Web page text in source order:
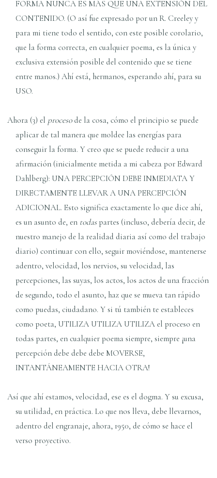
FORMA NUNCA ES MÁS QUE UNA EXTENSIÓN DEL
CONTENIDO. (O así fue expresado por un R. Creeley y
para mi tiene todo el sentido, con este posible corolario,
que la forma correcta, en cualquier poema, es la única y
exclusiva extensión posible del contenido que se tiene
entre manos.) Ahí está, hermanos, esperando ahí, para su
USO.
Ahora (3) el procesode la cosa, cómo el principio se puede
aplicar de tal manera que moldee las energías para
conseguir la forma. Y creo que se puede reducir a una
afirmación (inicialmente metida a mi cabeza por Edward
Dahlberg): UNA PERCEPCIÓN DEBE INMEDIATA Y
DIRECTAMENTE LLEVAR A UNA PERCEPCIÓN
ADICIONAL. Esto significa exactamente lo que dice ahí,
es un asunto de, en todaspartes (incluso, debería decir, de
nuestro manejo de la realidad diaria así como del trabajo
diario) continuar con ello, seguir moviéndose, mantenerse
adentro, velocidad, los nervios, su velocidad, las
percepciones, las suyas, los actos, los actos de una fracción
de segundo, todo el asunto, haz que se mueva tan rápido
como puedas, ciudadano. Y si tú también te estableces
como poeta, UTILIZA UTILIZA UTILIZA el proceso en
todas partes, en cualquier poema siempre, siempre ¡una
percepción debe debe debe MOVERSE,
INTANTÁNEAMENTE HACIA OTRA!
Así que ahí estamos, velocidad, ese es el dogma. Y su excusa,
su utilidad, en práctica. Lo que nos lleva, debe llevarnos,
adentro del engranaje, ahora, 1950, de cómo se hace el
verso proyectivo.